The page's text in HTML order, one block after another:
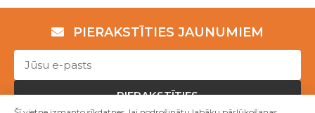
PIERAKSTĪTIES JAUNUMIEM
PIERAKSTĪTIES